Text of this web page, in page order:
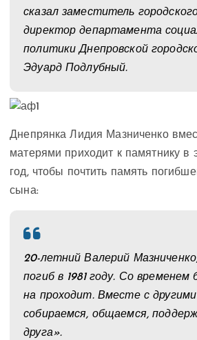
сказал заместитель
директор департамента
политики Днепровской
Эдуард Подлубный.
Днепрянка Лидия Мазниченко
матерями приходит к памятнику в
год, чтобы почтить память
сына:
20-летний Валерий
погиб в 1981 году. Со временем
на проходит. Вместе с
собираемся, общаемся,
друга».